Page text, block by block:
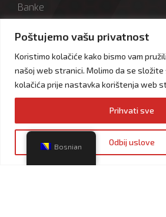
Poštujemo vašu privatnost
Koristimo kolačiće kako bismo vam
našoj web stranici. Molimo da se
kolačića prije nastavka korištenja web
Odbij uslove
Prihvati sve
Banke
MOBILNE APLIKACIJE
Preuzmite HIFA PETROL mobilnu
Bosnian